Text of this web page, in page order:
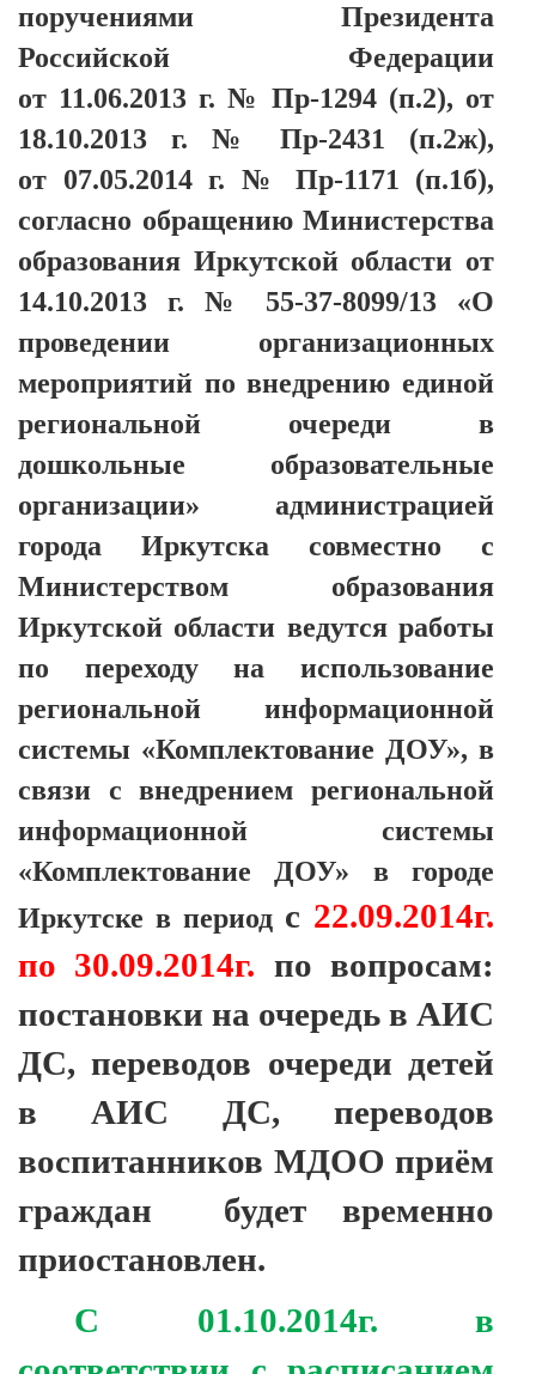
поручениями Президента
Российской Федерации
от 11.06.2013 г. № Пр-1294 (п.2), от
18.10.2013 г. № Пр-2431 (п.2ж),
от 07.05.2014 г. № Пр-1171 (п.1б),
согласно обращению Министерства
образования Иркутской области от
14.10.2013 г. № 55-37-8099/13 «О
проведении организационных
мероприятий по внедрению единой
региональной очереди в
дошкольные образовательные
организации» администрацией
города Иркутска совместно с
Министерством образования
Иркутской области ведутся работы
по переходу на использование
региональной информационной
системы «Комплектование ДОУ», в
связи с внедрением региональной
информационной системы
«Комплектование ДОУ» в городе
Иркутске в период с 22.09.2014г.
по 30.09.2014г. по вопросам:
постановки на очередь в АИС
ДС, переводов очереди детей
в АИС ДС, переводов
воспитанников МДОО приём
граждан будет временно
приостановлен.
C 01.10.2014г. в